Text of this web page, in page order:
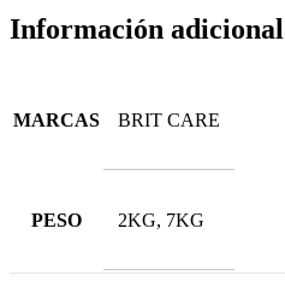
Información adicional
MARCAS BRIT CARE
PESO 2KG, 7KG